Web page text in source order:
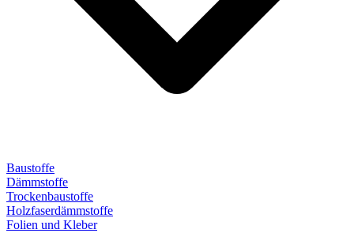
Baustoffe
Dämmstoffe
Trockenbaustoffe
Holzfaserdämmstoffe
Folien und Kleber